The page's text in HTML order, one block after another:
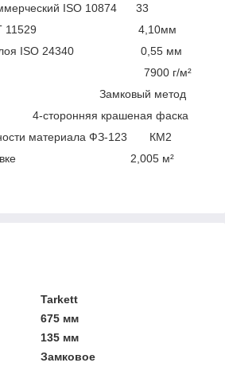
ISO 10874 33
ГОСТ 11529 4,10мм
слоя ISO 24340 0,55 мм
7900 г/м²
Замковый метод
крашеная фаска
материала ФЗ-123 КМ2
в упаковке 2,005 м²
Tarkett
675 мм
135 мм
Замковое